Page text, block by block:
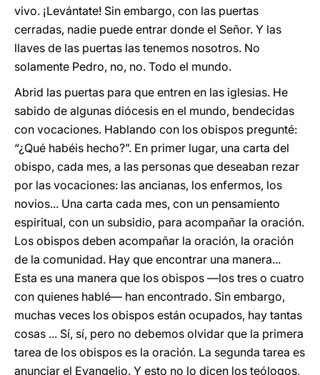
vivo. ¡Levántate! Sin embargo, con las puertas
cerradas, nadie puede entrar donde el Señor. Y las
llaves de las puertas las tenemos nosotros. No
solamente Pedro, no, no. Todo el mundo.
Abrid las puertas para que entren en las iglesias. He
sabido de algunas diócesis en el mundo, bendecidas
con vocaciones. Hablando con los obispos pregunté:
“¿Qué habéis hecho?”. En primer lugar, una carta del
obispo, cada mes, a las personas que deseaban rezar
por las vocaciones: las ancianas, los enfermos, los
novios... Una carta cada mes, con un pensamiento
espiritual, con un subsidio, para acompañar la oración.
Los obispos deben acompañar la oración, la oración
de la comunidad. Hay que encontrar una manera...
Esta es una manera que los obispos ―los tres o cuatro
con quienes hablé― han encontrado. Sin embargo,
muchas veces los obispos están ocupados, hay tantas
cosas ... Sí, sí, pero no debemos olvidar que la primera
tarea de los obispos es la oración. La segunda tarea es
anunciar el Evangelio. Y esto no lo dicen los teólogos,